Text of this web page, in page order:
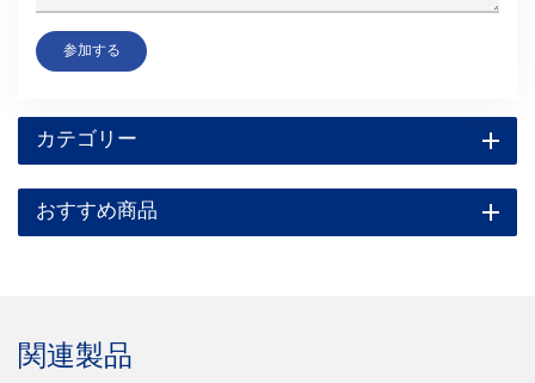
参加する
カテゴリー
おすすめ商品
関連製品